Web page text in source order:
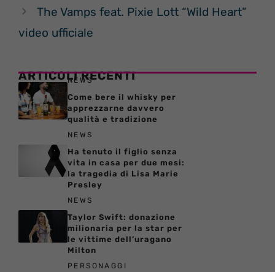
The Vamps feat. Pixie Lott “Wild Heart”
video ufficiale
ARTICOLI RECENTI
NEWS
Come bere il whisky per
apprezzarne davvero
qualità e tradizione
NEWS
Ha tenuto il figlio senza
vita in casa per due mesi:
la tragedia di Lisa Marie
Presley
NEWS
Taylor Swift: donazione
milionaria per la star per
le vittime dell’uragano
Milton
PERSONAGGI